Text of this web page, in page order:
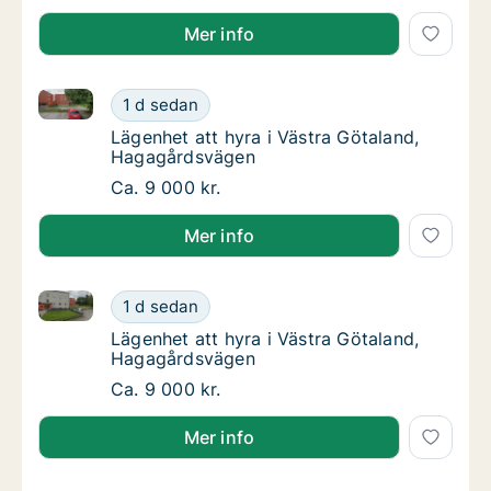
Mer info
Lägenhet att hyra i Västra Götaland,
1 d sedan
Lägenhet att hyra i Västra Götaland,
Lägenhet att hyra i Västra Götaland,
Lägenhet att hyra i Västra Götaland,
Hagagårdsvägen
Lägenhet att hyra i Västra Götaland,
Ca. 9 000 kr.
Mer info
Lägenhet att hyra i Västra Götaland,
1 d sedan
Lägenhet att hyra i Västra Götaland,
Lägenhet att hyra i Västra Götaland,
Lägenhet att hyra i Västra Götaland,
Hagagårdsvägen
Lägenhet att hyra i Västra Götaland,
Ca. 9 000 kr.
Mer info